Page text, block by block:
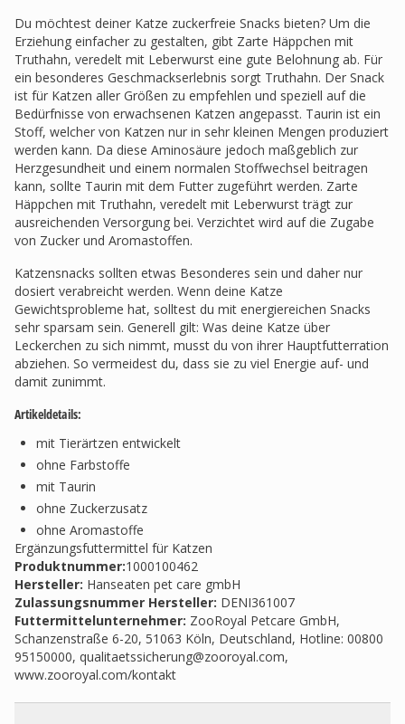
Du möchtest deiner Katze zuckerfreie Snacks bieten? Um die
Erziehung einfacher zu gestalten, gibt Zarte Häppchen mit
Truthahn, veredelt mit Leberwurst eine gute Belohnung ab. Für
ein besonderes Geschmackserlebnis sorgt Truthahn. Der Snack
ist für Katzen aller Größen zu empfehlen und speziell auf die
Bedürfnisse von erwachsenen Katzen angepasst. Taurin ist ein
Stoff, welcher von Katzen nur in sehr kleinen Mengen produziert
werden kann. Da diese Aminosäure jedoch maßgeblich zur
Herzgesundheit und einem normalen Stoffwechsel beitragen
kann, sollte Taurin mit dem Futter zugeführt werden. Zarte
Häppchen mit Truthahn, veredelt mit Leberwurst trägt zur
ausreichenden Versorgung bei. Verzichtet wird auf die Zugabe
von Zucker und Aromastoffen.
Katzensnacks sollten etwas Besonderes sein und daher nur
dosiert verabreicht werden. Wenn deine Katze
Gewichtsprobleme hat, solltest du mit energiereichen Snacks
sehr sparsam sein. Generell gilt: Was deine Katze über
Leckerchen zu sich nimmt, musst du von ihrer Hauptfutterration
abziehen. So vermeidest du, dass sie zu viel Energie auf- und
damit zunimmt.
Artikeldetails:
mit Tierärtzen entwickelt
ohne Farbstoffe
mit Taurin
ohne Zuckerzusatz
ohne Aromastoffe
Ergänzungsfuttermittel für Katzen
Produktnummer:1000100462
Hersteller: Hanseaten pet care gmbH
Zulassungsnummer Hersteller: DENI361007
Futtermittelunternehmer: ZooRoyal Petcare GmbH,
Schanzenstraße 6-20, 51063 Köln, Deutschland, Hotline: 00800
95150000, qualitaetssicherung@zooroyal.com,
www.zooroyal.com/kontakt